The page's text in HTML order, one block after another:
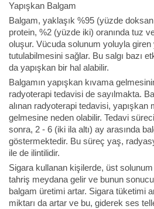
Yapışkan Balgam
Balgam, yaklaşık %95 (yüzde
protein, %2 (yüzde iki) oranında tuz
oluşur. Vücuda solunum yoluyla giren
tutulabilmesini sağlar. Bu salgı bazı
da yapışkan bir hal alabilir.
Balgamın yapışkan kıvama
radyoterapi tedavisi de sayılmakta.
alınan radyoterapi tedavisi, yapışkan
gelmesine neden olabilir. Tedavi
sonra, 2 - 6 (iki ila altı) ay arasında
göstermektedir. Bu süreç yaş,
ile de ilintilidir.
Sigara kullanan kişilerde, üst
tahriş meydana gelir ve bunun
balgam üretimi artar. Sigara tüketimi
miktarı da artar ve bu, giderek ses